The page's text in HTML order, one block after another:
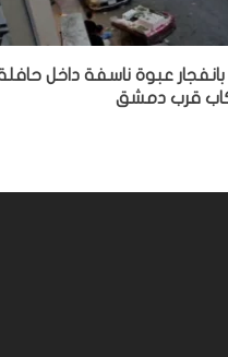
عبوة ناسفة داخل
قرب دمشق